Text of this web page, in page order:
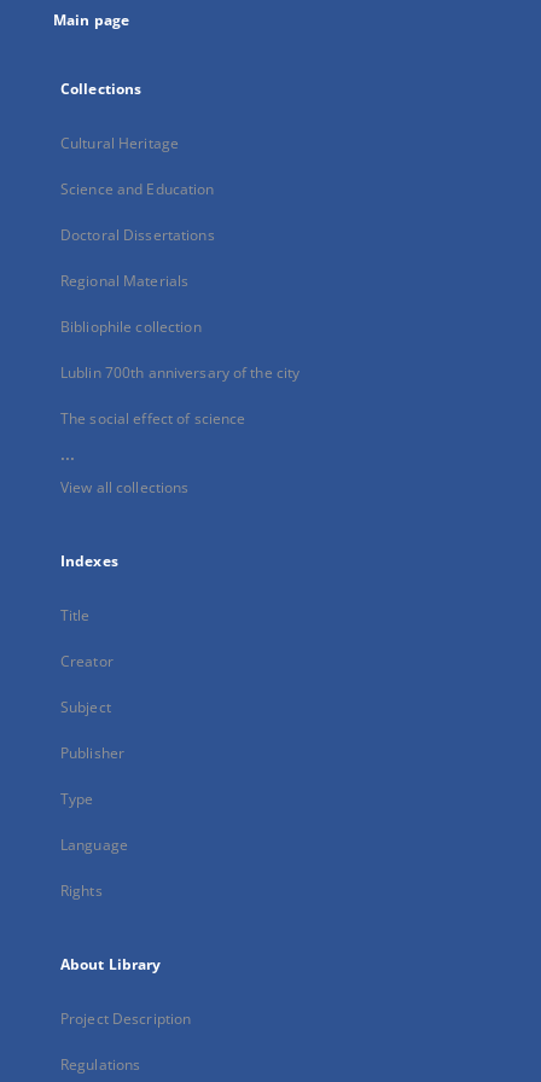
Main page
Collections
Cultural Heritage
Science and Education
Doctoral Dissertations
Regional Materials
Bibliophile collection
Lublin 700th anniversary of the city
The social effect of science
...
View all collections
Indexes
Title
Creator
Subject
Publisher
Type
Language
Rights
About Library
Project Description
Regulations